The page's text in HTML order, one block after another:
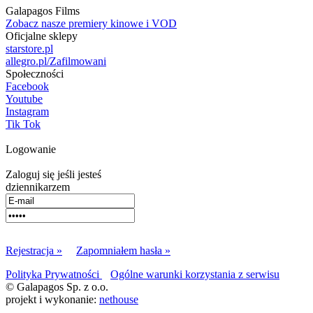
Galapagos Films
Zobacz nasze premiery kinowe i VOD
Oficjalne sklepy
starstore.pl
allegro.pl/Zafilmowani
Społeczności
Facebook
Youtube
Instagram
Tik Tok
Logowanie
Zaloguj się jeśli jesteś
dziennikarzem
Rejestracja »
Zapomniałem hasła »
Polityka Prywatności
Ogólne warunki korzystania z serwisu
© Galapagos Sp. z o.o.
projekt i wykonanie: nethouse